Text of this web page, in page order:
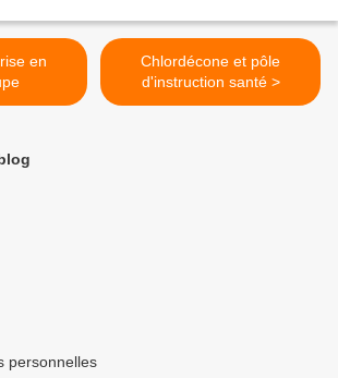
Chlordécone et pôle
d'instruction santé >
personnelles